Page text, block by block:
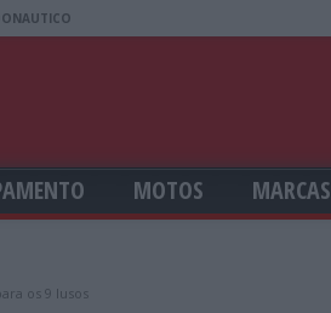
MOTOS MARCAS
os 9 lusos